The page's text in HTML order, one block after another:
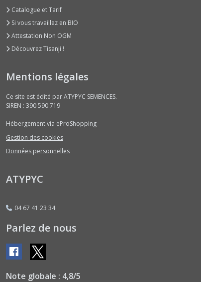
(1)
Fenouils
(1)
Persils
Afficher
les
résultats
Catalogue et Tarif
Si vous travaillez en BIO
Attestation Non OGM
Découvrez Tisanji !
Mentions légales
Ce site est édité par ATYPYC SEMENCES.
SIREN : 390 590 719
Hébergement via eProShopping
Gestion des cookies
Données personnelles
ATYPYC
04 67 41 23 34
Parlez de nous
Note globale : 4,8/5